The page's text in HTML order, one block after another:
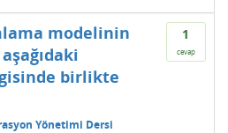
1
cevap
modelinin
birlikte
Yönetimi Dersi